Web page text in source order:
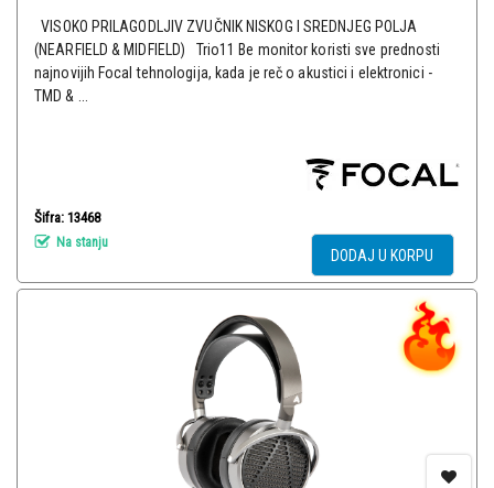
VISOKO PRILAGODLJIV ZVUČNIK NISKOG I SREDNJEG POLJA
(NEARFIELD & MIDFIELD) Trio11 Be monitor koristi sve prednosti
najnovijih Focal tehnologija, kada je reč o akustici i elektronici -
TMD & ...
Šifra: 13468
Na stanju
DODAJ U KORPU